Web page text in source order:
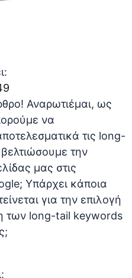
Αναρωτιέμαι, ως
να
τις long-
την
μας στις
Υπάρχει κάποια
για την επιλογή
των long-tail keywords